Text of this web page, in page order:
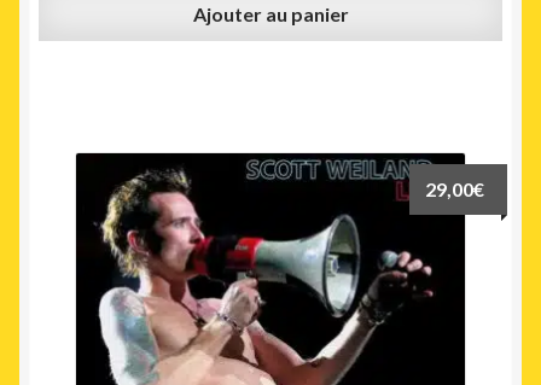
Ajouter au panier
29,00€